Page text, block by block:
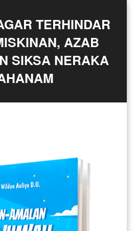
TERHINDAR
AZAB
SIKSA NERAKA